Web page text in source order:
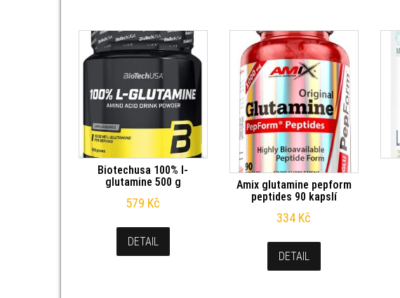
Biotechusa 100% l-
glutamine 500 g
579 Kč
DETAIL
Amix glutamine pepform
peptides 90 kapslí
334 Kč
DETAIL